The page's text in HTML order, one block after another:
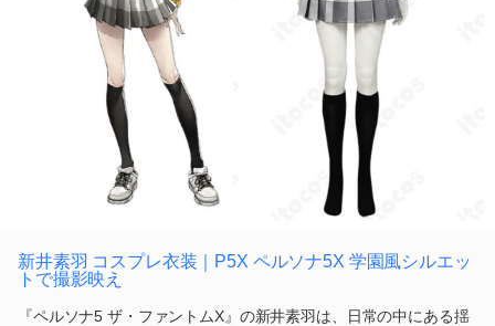
新井素羽 コスプレ衣装｜P5X ペルソナ5X 学園風シルエッ
トで撮影映え
『ペルソナ5 ザ・ファントムX』の新井素羽は、日常の中にある揺